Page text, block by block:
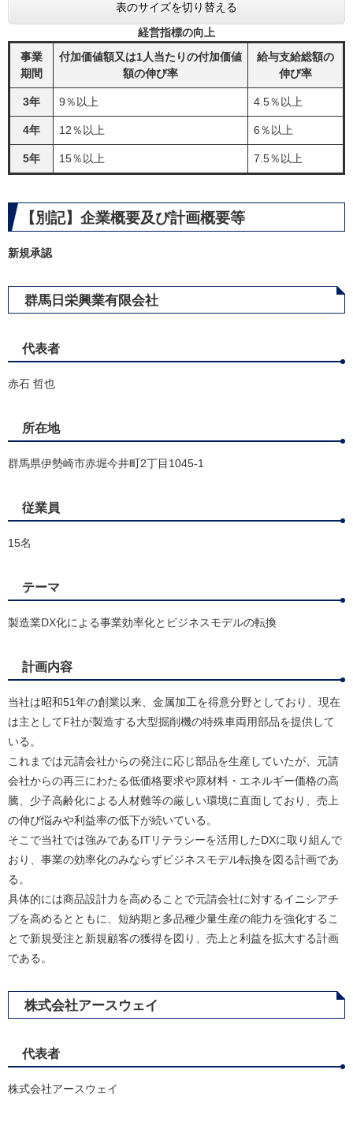
表のサイズを切り替える
経営指標の向上
事業
期間
付加価値額又は1人当たりの付加価値
額の伸び率
給与支給総額の
伸び率
3年 9％以上 4.5％以上
4年 12％以上 6％以上
5年 15％以上 7.5％以上
【別記】企業概要及び計画概要等
新規承認​
群馬日栄興業有限会社
代表者
赤石 哲也
所在地
群馬県伊勢崎市赤堀今井町2丁目1045-1
従業員
15名
テーマ
製造業DX化による事業効率化とビジネスモデルの転換
計画内容
当社は昭和51年の創業以来、金属加工を得意分野としており、現在
は主としてF社が製造する大型掘削機の特殊車両用部品を提供して
いる。
これまでは元請会社からの発注に応じ部品を生産していたが、元請
会社からの再三にわたる低価格要求や原材料・エネルギー価格の高
騰、少子高齢化による人材難等の厳しい環境に直面しており、売上
の伸び悩みや利益率の低下が続いている。
そこで当社では強みであるITリテラシーを活用したDXに取り組んで
おり、事業の効率化のみならずビジネスモデル転換を図る計画であ
る。
具体的には商品設計力を高めることで元請会社に対するイニシアチ
ブを高めるとともに、短納期と多品種少量生産の能力を強化するこ
とで新規受注と新規顧客の獲得を図り、売上と利益を拡大する計画
である。​
株式会社アースウェイ
代表者
株式会社アースウェイ